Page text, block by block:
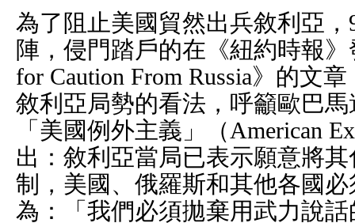
為了阻止美國貿然出兵敘利亞
陣，侵門踏戶的在《紐約時報
for Caution From Russia》的文
敘利亞局勢的看法，呼籲歐巴
「美國例外主義」（American
出：敘利亞當局已表示願意將
制，美國、俄羅斯和其他各國
為：「我們必須拋棄用武力說